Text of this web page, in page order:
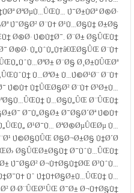
ØªØµÙ…ÛŒÙ… Ú¯Ø±ÙØª Ø®Ø·
Ú¯Ø§Ø² Ø¨Ù‡ Ø¹Ù…Ø§Ù† Ø±Ø§
Ø®Ø· Ú©Ù†Ø¯. Ø¨Ø± Ø§ÛŒÙ†
Ø®Ø· Ù„ÙˆÙ„Ù‡â€ŒØ§ÛŒ Ø¨Ù‡
Ø¨Ø§ Ø¸Ø±ÙÛŒØª
Ù…ØªØ± Ù…Ú©Ø¹Ø¨ Ø¨Ù‡
Ú©Ù‡ Ù†ÛŒØ§Ø² Ø¨Ù‡ Ø³Ø±Ù…
Ù…Ø§Ù„ÛŒ Ø¨ÛŒÙ†
Ø¯Ù„Ø§Ø± Ø¯Ø§Ø´Øª Ú©Ù‡
Ø¹Ø¯Ù… ØªØ®ØµÛŒØµ Ù…
Ú©Ø§ÙÛŒ Ø§Ø¬Ø±Ø§ Ù†Ø´Ø¯.
Ø§ÛŒØ±Ø§Ù† Ø¯ÙˆÙ…ÛŒÙ†
Ú¯Ø§Ø² Ø¬Ù‡Ø§Ù†ØŒ Ø³ÙˆÙ…
Ùˆ Ú†Ù‡Ø§Ø±Ù…ÛŒÙ† Ù…
Ø·Ø¨ÛŒØ¹ÛŒ Ø¯Ø± Ø¬Ù‡Ø§Ù†